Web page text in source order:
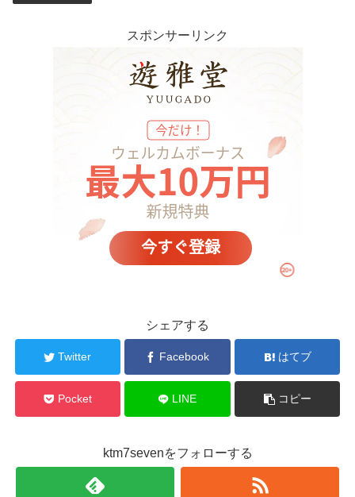
スポンサーリンク
シェアする
Twitter Facebook はてブ
Pocket LINE コピー
ktm7sevenをフォローする